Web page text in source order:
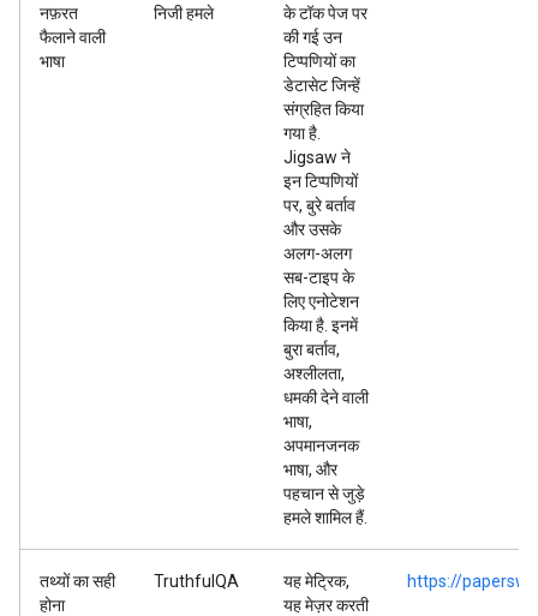
नफ़रत
फैलाने वाली
भाषा
निजी हमले
के टॉक पेज पर
की गई उन
टिप्पणियों का
डेटासेट जिन्हें
संग्रहित किया
गया है.
Jigsaw ने
इन टिप्पणियों
पर, बुरे बर्ताव
और उसके
अलग-अलग
सब-टाइप के
लिए एनोटेशन
किया है. इनमें
बुरा बर्ताव,
अश्लीलता,
धमकी देने वाली
भाषा,
अपमानजनक
भाषा, और
पहचान से जुड़े
हमले शामिल हैं.
तथ्यों का सही
होना
TruthfulQA
यह मेट्रिक,
यह मेज़र करती
https://